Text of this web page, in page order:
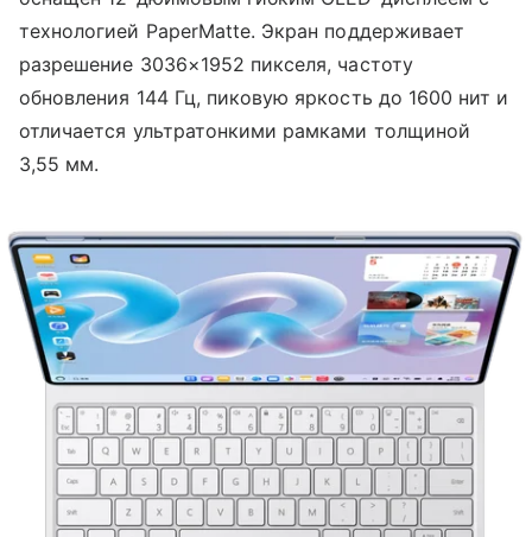
технологией PaperMatte. Экран поддерживает
разрешение 3036×1952 пикселя, частоту
обновления 144 Гц, пиковую яркость до 1600 нит и
отличается ультратонкими рамками толщиной
3,55 мм.